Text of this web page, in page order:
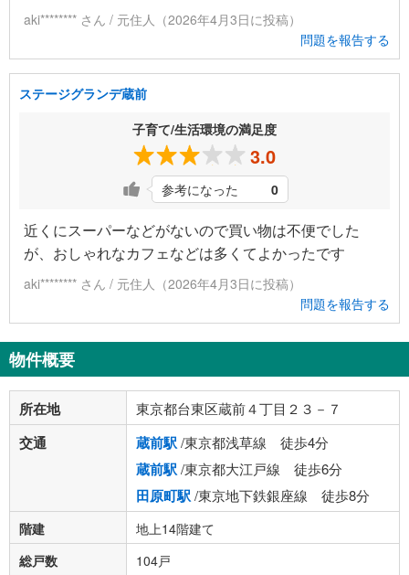
aki******** さん / 元住人（2026年4月3日に投稿）
問題を報告する
ステージグランデ蔵前
子育て/生活環境の満足度
3.0
参考になった 0
近くにスーパーなどがないので買い物は不便でした
が、おしゃれなカフェなどは多くてよかったです
aki******** さん / 元住人（2026年4月3日に投稿）
問題を報告する
物件概要
所在地 東京都台東区蔵前４丁目２３－７
交通 蔵前駅/東京都浅草線 徒歩4分
蔵前駅/東京都大江戸線 徒歩6分
田原町駅/東京地下鉄銀座線 徒歩8分
階建
地上14階建て
総戸数
104戸